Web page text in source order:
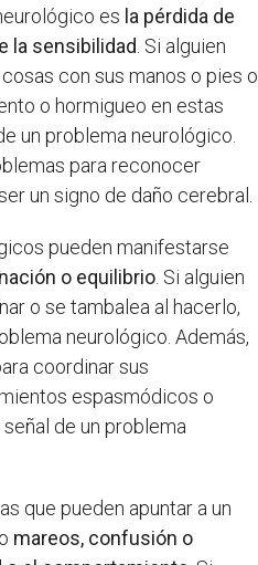
es la pérdida de
la sensibilidad . Si alguien
con sus manos o pies o
o hormigueo en estas
un problema neurológico.
para reconocer
un signo de daño cerebral.
pueden manifestarse
o equilibrio . Si alguien
o se tambalea al hacerlo,
neurológico. Además,
coordinar sus
espasmódicos o
de un problema
que pueden apuntar a un
mareos, confusión o